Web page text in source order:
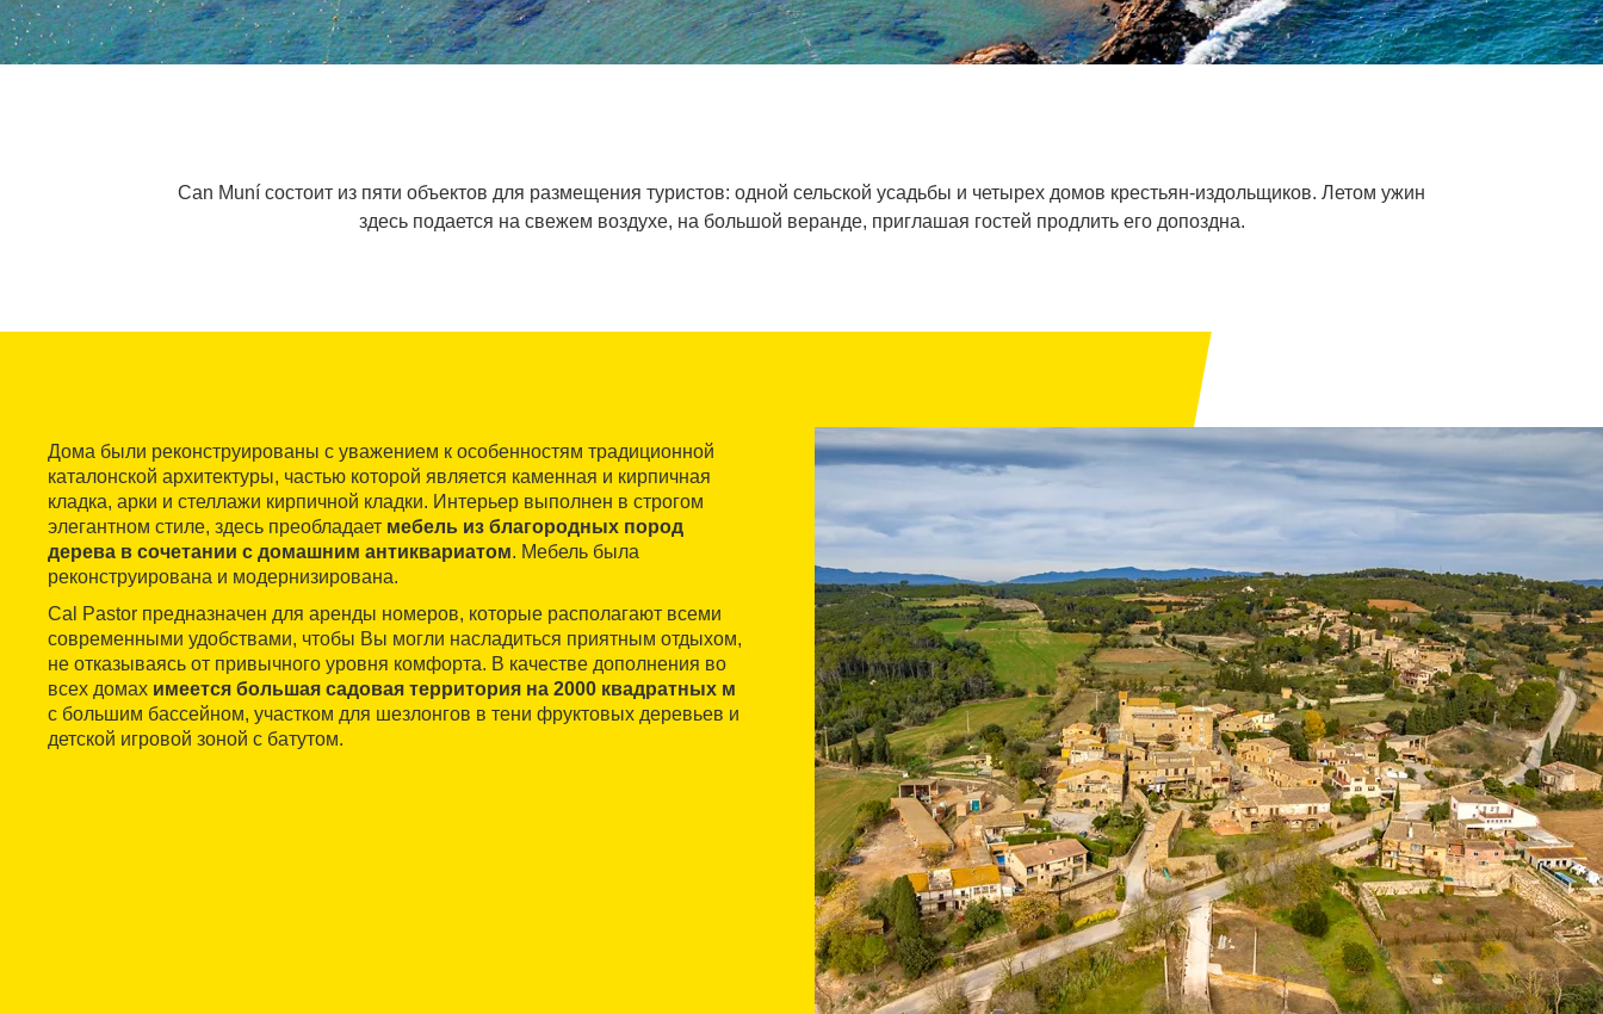
Can Muní состоит из пяти объектов для размещения туристов: одной сельской усадьбы и четырех домов крестьян-издольщиков. Летом ужин
здесь подается на свежем воздухе, на большой веранде, приглашая гостей продлить его допоздна.
Дома были реконструированы с уважением к особенностям традиционной
каталонской архитектуры, частью которой является каменная и кирпичная
кладка, арки и стеллажи кирпичной кладки. Интерьер выполнен в строгом
элегантном стиле, здесь преобладает мебель из благородных пород
дерева в сочетании с домашним антиквариатом. Мебель была
реконструирована и модернизирована.
Cal Pastor предназначен для аренды номеров, которые располагают всеми
современными удобствами, чтобы Вы могли насладиться приятным отдыхом,
не отказываясь от привычного уровня комфорта. В качестве дополнения во
всех домах имеется большая садовая территория на 2000 квадратных м
с большим бассейном, участком для шезлонгов в тени фруктовых деревьев и
детской игровой зоной с батутом.